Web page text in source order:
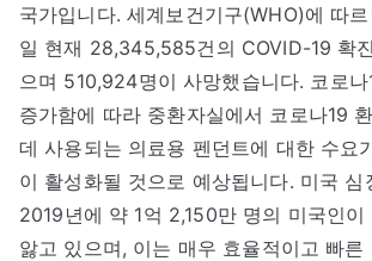
국가입니다. 세계보건기구(WHO)에 따
일 현재 28,345,585건의 COVID-19 확
으며 510,924명이 사망했습니다. 코로
증가함에 따라 중환자실에서 코로나19
데 사용되는 의료용 펜던트에 대한 수요
이 활성화될 것으로 예상됩니다. 미국 심
2019년에 약 1억 2,150만 명의 미국인이
앓고 있으며, 이는 매우 효율적이고 빠른